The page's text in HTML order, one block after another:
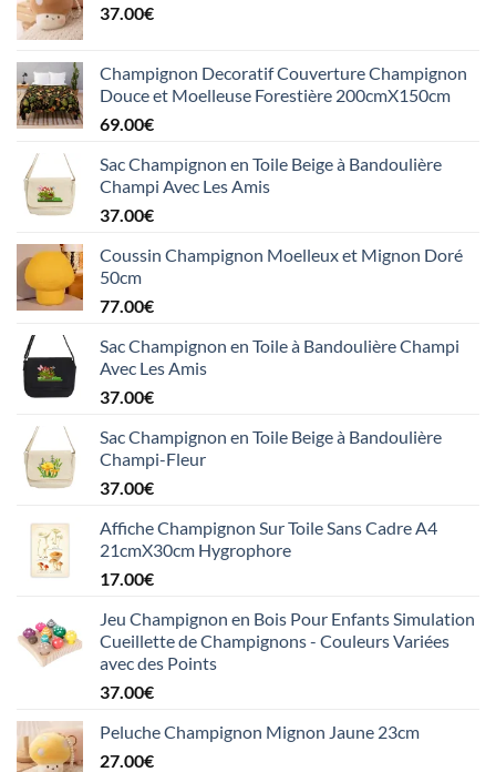
37.00€
Champignon Decoratif Couverture Champignon
Douce et Moelleuse Forestière 200cmX150cm
69.00€
Sac Champignon en Toile Beige à Bandoulière
Champi Avec Les Amis
37.00€
Coussin Champignon Moelleux et Mignon Doré
50cm
77.00€
Sac Champignon en Toile à Bandoulière Champi
Avec Les Amis
37.00€
Sac Champignon en Toile Beige à Bandoulière
Champi-Fleur
37.00€
Affiche Champignon Sur Toile Sans Cadre A4
21cmX30cm Hygrophore
17.00€
Jeu Champignon en Bois Pour Enfants Simulation
Cueillette de Champignons - Couleurs Variées
avec des Points
37.00€
Peluche Champignon Mignon Jaune 23cm
27.00€